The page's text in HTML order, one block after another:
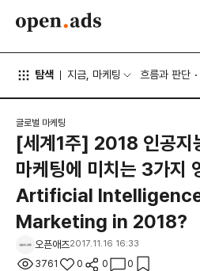
탐색 지금, 마케팅 흐름과 판단
글로벌 마케팅
[세계1주] 2018 인공지
마케팅에 미치는 3가지
Artificial
Marketing in 2018?
오픈애즈2017.11.16 16:33
3761 0 0 0